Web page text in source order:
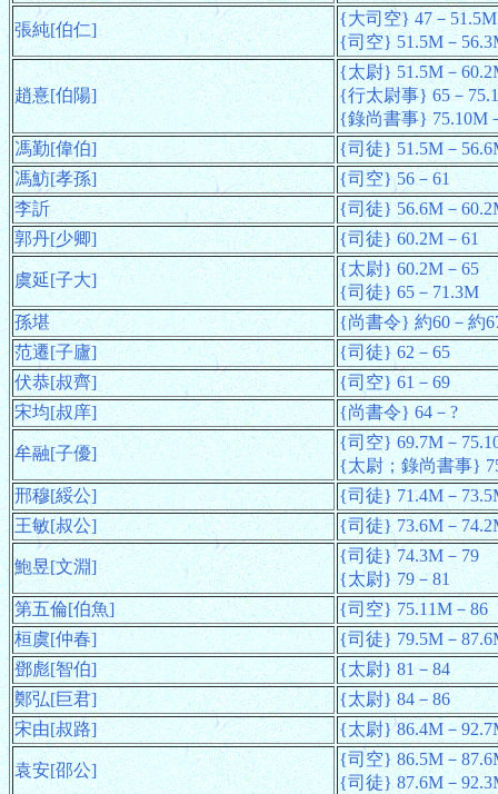
張純[伯仁]
{大司空} 47－51.5M
{司空} 51.5M－
趙憙[伯陽]
{太尉} 51.5M－
{行太尉事} 65－
{錄尚書事} 75.10M
馮勤[偉伯]
{司徒} 51.5M－
馮魴[孝孫]
{司空} 56－61
李訢
{司徒} 56.6M－
郭丹[少卿]
{司徒} 60.2M－61
虞延[子大]
{太尉} 60.2M－65
{司徒} 65－71.3M
孫堪
{尚書令} 約60－約
范遷[子廬]
{司徒} 62－65
伏恭[叔齊]
{司空} 61－69
宋均[叔庠]
{尚書令} 64－?
牟融[子優]
{司空} 69.7M－
{太尉；錄尚書事}
邢穆[綏公]
{司徒} 71.4M－
王敏[叔公]
{司徒} 73.6M－
鮑昱[文淵]
{司徒} 74.3M－79
{太尉} 79－81
第五倫[伯魚]
{司空} 75.11M－86
桓虞[仲春]
{司徒} 79.5M－
鄧彪[智伯]
{太尉} 81－84
鄭弘[巨君]
{太尉} 84－86
宋由[叔路]
{太尉} 86.4M－
袁安[邵公]
{司空} 86.5M－
{司徒} 87.6M－